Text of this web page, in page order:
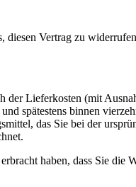
Vertrag zu
Lieferkosten (mit
spätestens binnen
das Sie bei der
haben, dass Sie die